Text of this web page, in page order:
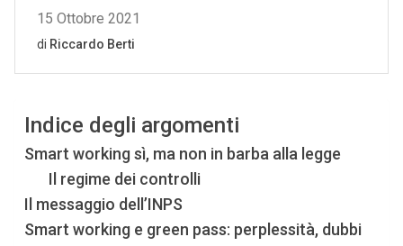
Indice degli argomenti
Smart working sì, ma non in barba alla legge
Il regime dei controlli
Il messaggio dell’INPS
Smart working e green pass: perplessità, dubbi